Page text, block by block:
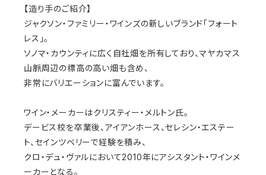
【造り手のご紹介】
ジャクソン・ファミリー・ワインズの新しいブランド「フォート
レス」。
ソノマ・カウンティに広く自社畑を所有しており、マヤカマス
山脈周辺の標高の高い畑も含め、
非常にバリエーションに富んでいます。
ワイン・メーカーはクリスティー・メルトン氏。
デービス校を卒業後、アイアンホース、セレシン・エステー
ト、セインツベリーで経験を積み、
クロ・デュ・ヴァルにおいて2010年にアシスタント・ワインメ
ーカーとなる。